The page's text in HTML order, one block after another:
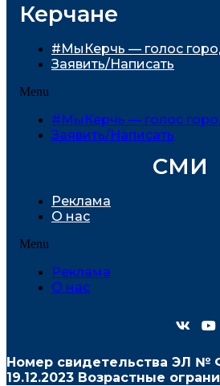
Керчане
#МыКерчь — голос
Заявить/Написать
Menu
#МыКерчь — голос
Заявить/Написать
СМИ
Реклама
О нас
Menu
Реклама
О нас
Номер свидетельства ЭЛ №
19.12.2023 Возрастные